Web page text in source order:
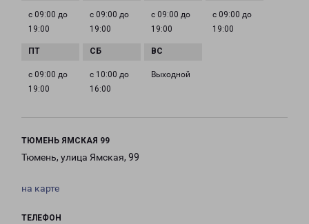
с 09:00 до
19:00
с 09:00 до
19:00
с 09:00 до
19:00
с 09:00 до
19:00
с 09:00 до
19:00
с 10:00 до
16:00
Выходной
ТЮМЕНЬ ЯМСКАЯ 99
Тюмень, улица Ямская, 99
на карте
ТЕЛЕФОН